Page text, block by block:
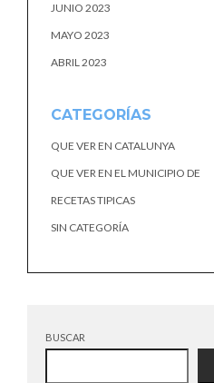
JUNIO 2023
MAYO 2023
ABRIL 2023
CATEGORÍAS
QUE VER EN CATALUNYA
QUE VER EN EL MUNICIPIO DE
RECETAS TIPICAS
SIN CATEGORÍA
BUSCAR